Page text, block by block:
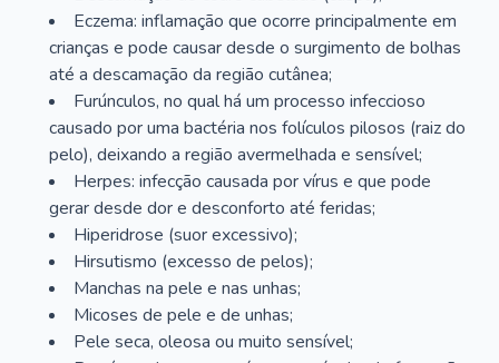
Eczema: inflamação que ocorre principalmente em
crianças e pode causar desde o surgimento de bolhas
até a descamação da região cutânea;
Furúnculos, no qual há um processo infeccioso
causado por uma bactéria nos folículos pilosos (raiz do
pelo), deixando a região avermelhada e sensível;
Herpes: infecção causada por vírus e que pode
gerar desde dor e desconforto até feridas;
Hiperidrose (suor excessivo);
Hirsutismo (excesso de pelos);
Manchas na pele e nas unhas;
Micoses de pele e de unhas;
Pele seca, oleosa ou muito sensível;